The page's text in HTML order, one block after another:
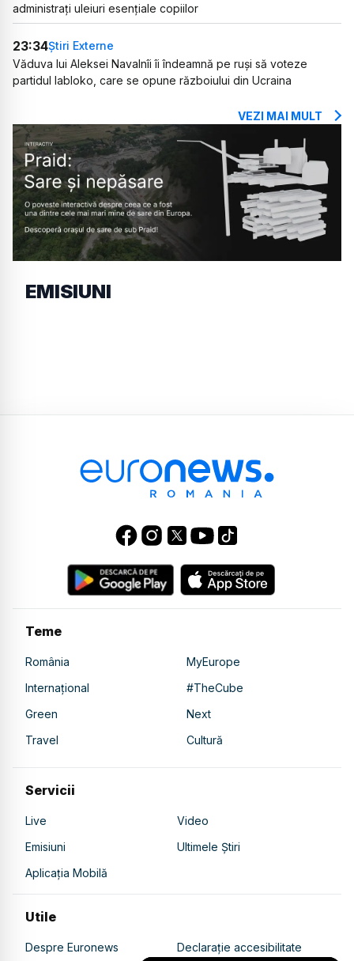
administrați uleiuri esențiale copiilor
23:34Știri Externe
Văduva lui Aleksei Navalnîi îi îndeamnă pe ruși să voteze
partidul Iabloko, care se opune războiului din Ucraina
VEZI MAI MULT
EMISIUNI
Teme
România
MyEurope
Internațional
#TheCube
Green
Next
Travel
Cultură
Servicii
Live
Video
Emisiuni
Ultimele Știri
Aplicația Mobilă
Utile
Despre Euronews Declarație accesibilitate